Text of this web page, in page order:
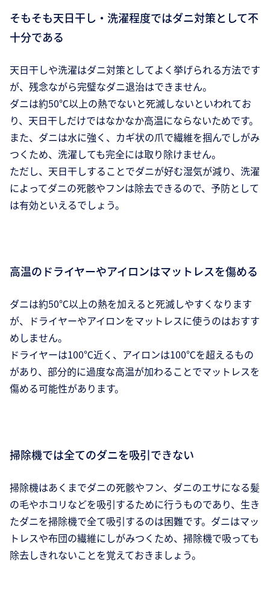
そもそも天日干し・洗濯程度ではダニ対策として不
十分である
天日干しや洗濯はダニ対策としてよく挙げられる方法です
が、残念ながら完璧なダニ退治はできません。
ダニは約50℃以上の熱でないと死滅しないといわれてお
り、天日干しだけではなかなか高温にならないためです。
また、ダニは水に強く、カギ状の爪で繊維を掴んでしがみ
つくため、洗濯しても完全には取り除けません。
ただし、天日干しすることでダニが好む湿気が減り、洗濯
によってダニの死骸やフンは除去できるので、予防として
は有効といえるでしょう。
高温のドライヤーやアイロンはマットレスを傷める
ダニは約50℃以上の熱を加えると死滅しやすくなります
が、ドライヤーやアイロンをマットレスに使うのはおすす
めしません。
ドライヤーは100℃近く、アイロンは100℃を超えるもの
があり、部分的に過度な高温が加わることでマットレスを
傷める可能性があります。
掃除機では全てのダニを吸引できない
掃除機はあくまでダニの死骸やフン、ダニのエサになる髪
の毛やホコリなどを吸引するために行うものであり、生き
たダニを掃除機で全て吸引するのは困難です。ダニはマッ
トレスや布団の繊維にしがみつくため、掃除機で吸っても
除去しきれないことを覚えておきましょう。